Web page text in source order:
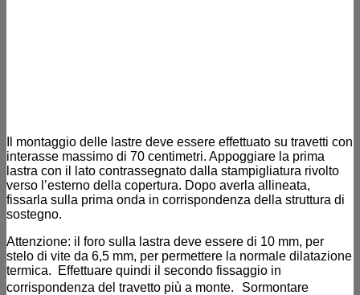
Il montaggio delle lastre deve essere effettuato su travetti con
interasse massimo di 70 centimetri. Appoggiare la prima
lastra con il lato contrassegnato dalla stampigliatura rivolto
verso l’esterno della copertura. Dopo averla allineata,
fissarla sulla prima onda in corrispondenza della struttura di
sostegno.
Attenzione: il foro sulla lastra deve essere di 10 mm, per
stelo di vite da 6,5 mm, per permettere la normale dilatazione
termica. Effettuare quindi il secondo fissaggio in
corrispondenza del travetto più a monte. Sormontare